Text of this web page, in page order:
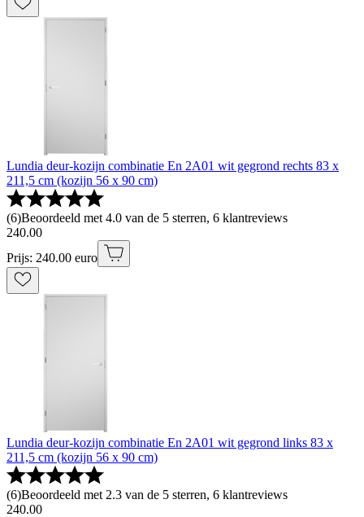
Lundia deur-kozijn combinatie En 2A01 wit gegrond rechts 83 x
211,5 cm (kozijn 56 x 90 cm)
(6)Beoordeeld met 4.0 van de 5 sterren, 6 klantreviews
240.00
Prijs: 240.00 euro
Lundia deur-kozijn combinatie En 2A01 wit gegrond links 83 x
211,5 cm (kozijn 56 x 90 cm)
(6)Beoordeeld met 2.3 van de 5 sterren, 6 klantreviews
240.00